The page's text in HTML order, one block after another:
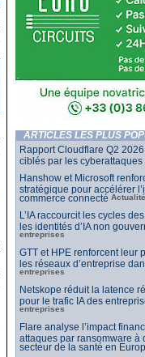
ARTICLES LES PLUS
Rapport Cloudflare Q2
ciblés par les cyberattaques
Hanshow et Microsoft
stratégique pour accélérer
commerce connecté
L’IA raccourcit les cycles
les identités d’IA non
entreprises
GTT et HPE renforcent leur
les réseaux d’entreprise
entreprises
Netskope réduit la latence
pour le trafic IA des
entreprises
Flare analyse l’impact
attaques par ransomware à
secteur de la santé en